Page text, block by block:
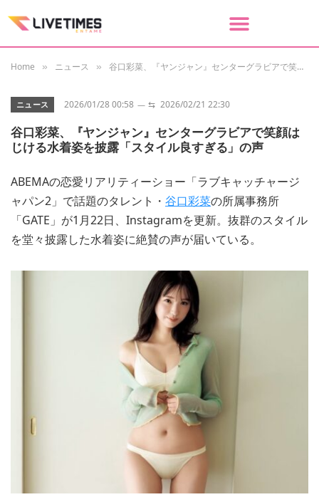
Home » ニュース » 谷口彩菜、『ヤンジャン』センターグラビアで笑顔はじける水着姿を披露「スタイル良すぎる」の声
ニュース 2026/01/28 00:58 ⇆ 2026/02/21 22:30
谷口彩菜、『ヤンジャン』センターグラビアで笑顔は
じける水着姿を披露「スタイル良すぎる」の声
ABEMAの恋愛リアリティーショー「ラブキャッチャージ
ャパン2」で話題のタレント・ 谷口彩菜の所属事務所
「GATE」が1月22日、Instagramを更新。抜群のスタイル
を堂々披露した水着姿に絶賛の声が届いている。